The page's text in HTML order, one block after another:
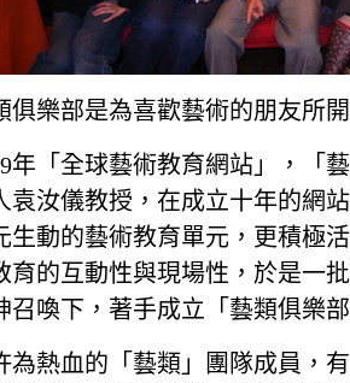
俱樂部是為喜歡藝術的朋友所
年「全球藝術教育網站」，「
袁汝儀教授，在成立十年的網
生動的藝術教育單元，更積極
育的互動性與現場性，於是一
召喚下，著手成立「藝類俱樂部
為熱血的「藝類」團隊成員，